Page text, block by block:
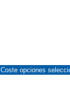
Coste opciones